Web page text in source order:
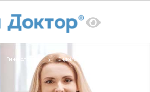
Гинекология Эндометрит